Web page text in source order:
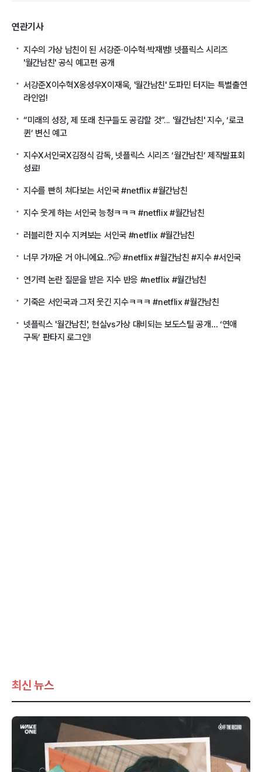
연관기사
지수의 가상 남친이 된 서강준·이수혁·박재범! 넷플릭스 시리즈
'월간남친' 공식 예고편 공개
서강준X이수혁X옹성우X이재욱, '월간남친' 도파민 터지는 특별출연
라인업!
“미래의 성장, 제 또래 친구들도 공감할 것”... '월간남친' 지수, ‘로코
퀸’ 변신 예고
지수X서인국X김정식 감독, 넷플릭스 시리즈 ‘월간남친’ 제작발표회
성료!
지수를 빤히 쳐다보는 서인국 #netflix #월간남친
지수 웃게 하는 서인국 능청ㅋㅋㅋ #netflix #월간남친
러블리한 지수 지켜보는 서인국 #netflix #월간남친
너무 가까운 거 아니에요..?🤭 #netflix #월간남친 #지수 #서인국
연기력 논란 질문을 받은 지수 반응 #netflix #월간남친
기죽은 서인국과 그저 웃긴 지수ㅋㅋㅋ #netflix #월간남친
넷플릭스 '월간남친', 현실vs가상 대비되는 보도스틸 공개… ‘연애
구독’ 판타지 로그인!
최신 뉴스